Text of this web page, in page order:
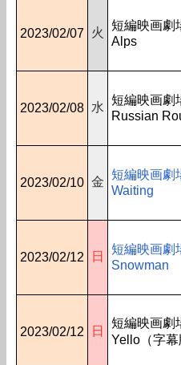
2023/02/07 火
短編映画
Alps
2023/02/08 水
短編映画
Russian
2023/02/10 金
短編映画劇
Waiting
2023/02/12 日
短編映画
Snowman
2023/02/12 日
短編映画
Yello（字幕